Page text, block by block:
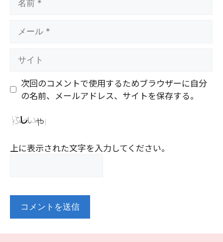
次回のコメントで使用するためブラウザーに自分
の名前、メールアドレス、サイトを保存する。
上に表示された文字を入力してください。